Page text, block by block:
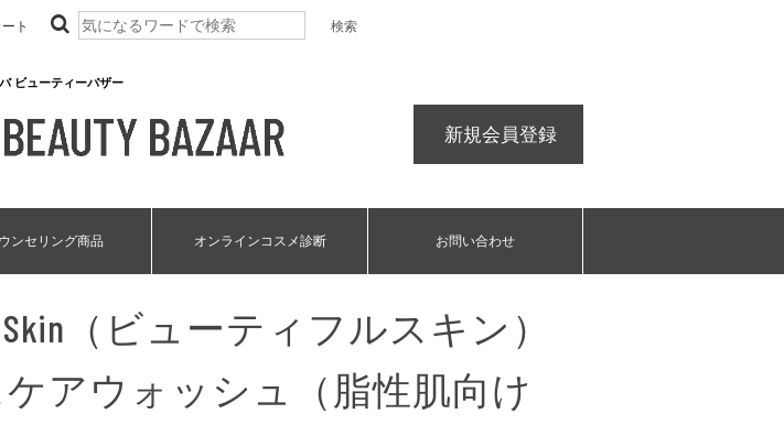
ト
ビューティーバザー
新規会員登録
ンセリング商品 オンラインコスメ診断 お問い合わせ
Skin（ビューティフルスキン）
アウォッシュ（脂性肌向け